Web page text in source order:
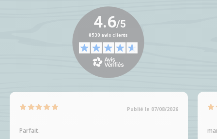
Publié le 07/08/2026
Parfait.